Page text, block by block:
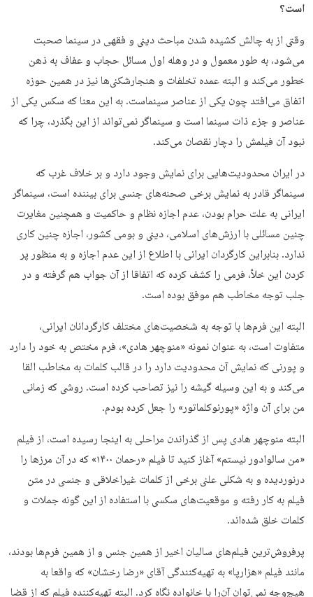
است؟
وقتی از به چالش کشیده شدن مباحث دینی و فقهی در سینما صحبت
می‌شود، به طور معمول و در وهله اول مسائل حجاب و عفاف به ذهن
خطور می‌کند و البته عمده تخلفات و هنجارشکنی‌ها نیز در همین حوزه
اتفاق می‌افتد چون یکی از عناصر سینماست. به این معنا که سکس یکی از
عناصر و جزء ذات سینما است و سینماگر نمی‌تواند از این بگذرد، چرا که
نبود آن فیلمش را دچار نقصان می‌کند.
در ایران محدودیت‌هایی برای نمایش وجود دارد و بر خلاف غرب که
سینماگر قادر به نمایش برخی صحنه‌های جنسی برای بیننده است، سینماگر
ایرانی به علت حرام بودن، عدم اجازه نظام و حاکمیت و همچنین مغایرت
چنین مسائلی با ارزش‌های اسلامی، دینی و بومی کشور، اجازه چنین کاری
ندارد. بنابراین کارگردان ایرانی با اطلاع از این عدم اجازه و به منظور پر
کردن این خلأ، فرمی را کشف کرده که اتفاقا از آن جواب هم گرفته و در
جلب توجه مخاطب هم موفق بوده است.
البته این فرم‌ها با توجه به شخصیت‌های مختلف کارگردانان ایرانی،
متفاوت است، به عنوان نمونه «منوچهر هادی»، فرم مختص به خود را دارد
و پورنی که نمایش آن محدودیت دارد را در قالب کلمات به مخاطب القا
می‌کند و به این وسیله گیشه را نیز تصاحب کرده است. روشی که زمانی
من برای آن واژه «پورنوکلماتور» را جعل کرده بودم.
البته منوچهر هادی پس از گذراندن مراحلی به اینجا رسیده است، از فیلم
«من سالوادور نیستم» آغاز کنید تا فیلم «رحمان ۱۴۰۰» که در آن مرزها را
درنوردیده و به شکلی علنی برخی از کلمات غیراخلاقی و جنسی در متن
فیلم به کار رفته و موقعیت‌های سکسی با استفاده از این گونه جملات و
کلمات خلق شده‌اند.
پرفروش‌ترین فیلم‌های سالیان اخیر از همین جنس و از همین فرم‌ها بودند،
مانند فیلم «هزارپا» به تهیه‌کنندگی آقای «رضا رخشان» که واقعا به